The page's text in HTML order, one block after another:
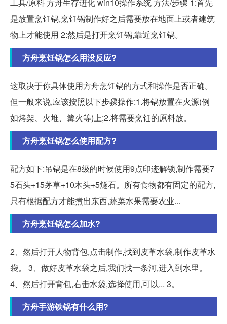
是放置烹饪锅,烹饪锅制作好之后需要放在地面上或者建筑
物上才能使用 2:然后是打开烹饪锅,靠近烹饪锅。
方舟烹饪锅怎么用没反应?
这取决于你具体使用方舟烹饪锅的方式和操作是否正确。
但一般来说,应该按照以下步骤操作:1.将锅放置在火源(例
如烤架、火堆、篝火等)上;2.将需要烹饪的原料放。
方舟烹饪锅怎么使用配方?
配方如下:吊锅是在8级的时候使用9点印迹解锁,制作需要7
5石头+15茅草+10木头+5燧石。所有食物都有固定的配方,
只有根据配方才能煮出东西,蔬菜水果需要农业...
方舟烹饪锅怎么加水?
2、然后打开人物背包,点击制作,找到皮革水袋,制作皮革水
袋。 3、做好皮革水袋之后,我们找一条河,进入到水里。
4、然后打开背包,右击水袋,选择使用,可以... 3。
方舟手游铁锅有什么用?